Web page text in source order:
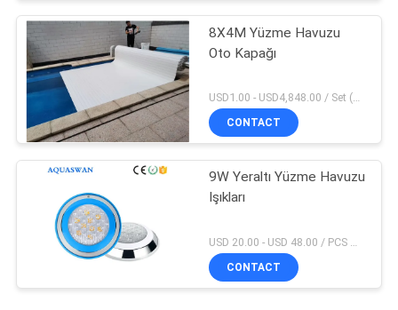
8X4M Yüzme Havuzu
Oto Kapağı
USD1.00 - USD4,848.00 / Set (Cover With Roller), Only Cover USD28.00 - USD40.00 / Square Meter MOQ:1 parça
CONTACT
9W Yeraltı Yüzme Havuzu
Işıkları
USD 20.00 - USD 48.00 / PCS MOQ:1 parça
CONTACT